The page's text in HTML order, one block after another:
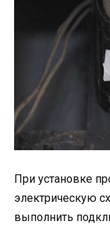
При установке
электрическую
выполнить